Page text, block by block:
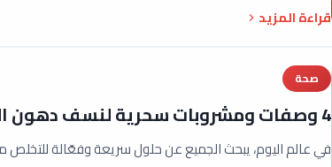
قراءة المزيد
صحة
4 وصفات ومشروبات سحرية لنسف دهون البطن والأرداف بسرعة مدهشة
في عالم اليوم، يبحث الجميع عن حلول سريعة وفعّالة